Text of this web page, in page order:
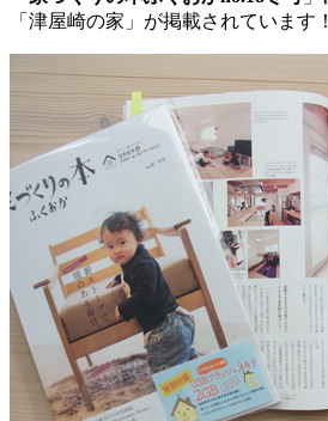
「津屋崎の家」が掲載されています！